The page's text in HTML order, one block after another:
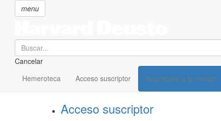
menu
Search
Cancelar
Hemeroteca Acceso suscriptor Suscríbete a la revista
SECCIONES
Suscríbete a Harvard Deusto
Acceso suscriptor